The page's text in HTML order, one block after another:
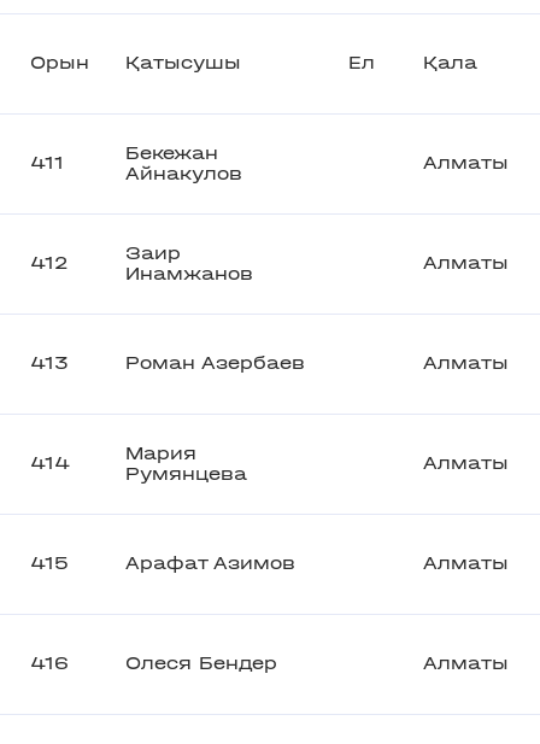
Орын Қатысушы Ел Қала
411
Бекежан
Айнакулов
Алматы
412
Заир
Инамжанов
Алматы
413 Роман Азербаев Алматы
414
Мария
Румянцева
Алматы
415 Арафат Азимов Алматы
416 Олеся Бендер Алматы